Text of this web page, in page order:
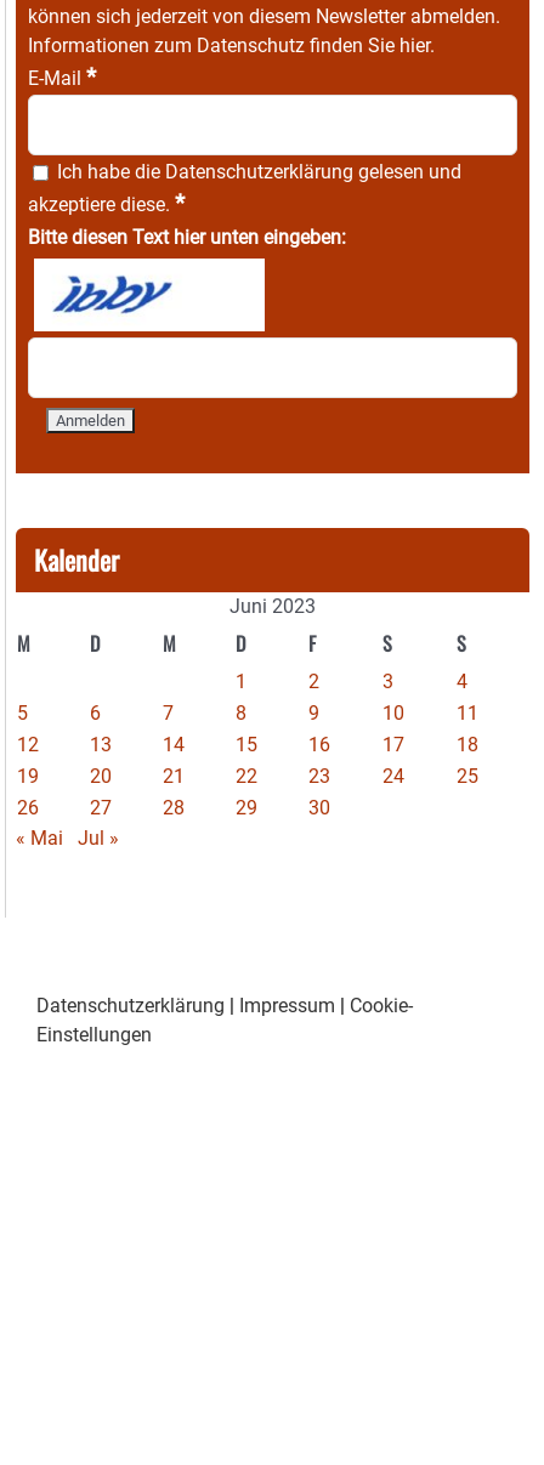
können sich jederzeit von diesem Newsletter abmelden.
Informationen zum Datenschutz finden Sie hier.
E-Mail *
Ich habe die Datenschutzerklärung gelesen und
akzeptiere diese. *
Bitte diesen Text hier unten eingeben:
Kalender
Juni 2023
M D M D F S S
1 2 3
4
5
6 7 8 9 10
11
12
13 14 15 16 17
18
19
20 21 22 23 24
25
26
27 28 29
30
« Mai
Jul »
Datenschutzerklärung | Impressum | Cookie-
Einstellungen